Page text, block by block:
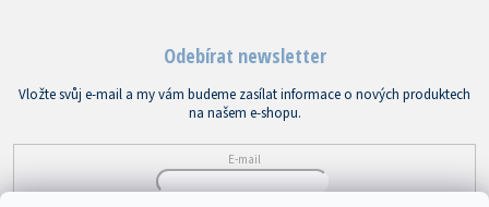
Odebírat newsletter
Vložte svůj e-mail a my vám budeme zasílat informace o nových produktech
na našem e-shopu.
E-mail